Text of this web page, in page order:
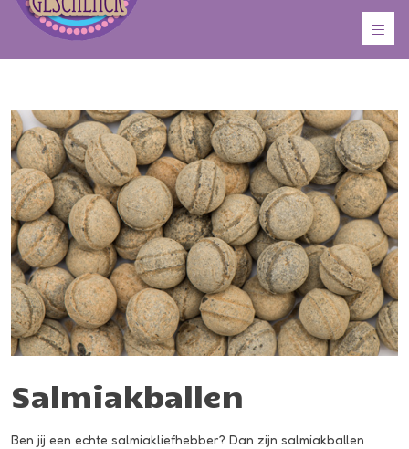
Ben jij een echte salmiakliefhebber? Dan zijn salmiakballen
Salmiakballen